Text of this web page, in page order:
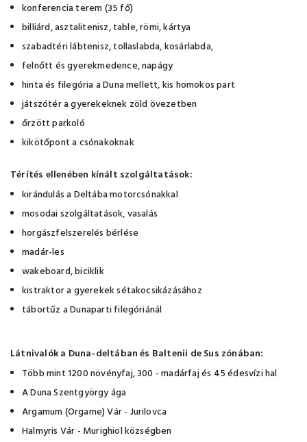
konferencia terem (35 fő)
billiárd, asztalitenisz, table, römi, kártya
szabadtéri lábtenisz, tollaslabda, kosárlabda,
felnőtt és gyerekmedence, napágy
hinta és filegória a Duna mellett, kis homokos part
játszótér a gyerekeknek zöld övezetben
őrzött parkoló
kikötőpont a csónakoknak
Térítés ellenében kínált szolgáltatások:
kirándulás a Deltába motorcsónakkal
mosodai szolgáltatások, vasalás
horgászfelszerelés bérlése
madár-les
wakeboard, biciklik
kistraktor a gyerekek sétakocsikázásához
tábortűz a Dunaparti filegóriánál
Látnivalók a Duna-deltában és Baltenii de Sus zónában:
Több mint 1200 növényfaj, 300 - madárfaj és 45 édesvízi hal
A Duna Szentgyörgy ága
Argamum (Orgame) Vár - Jurilovca
Halmyris Vár - Murighiol községben